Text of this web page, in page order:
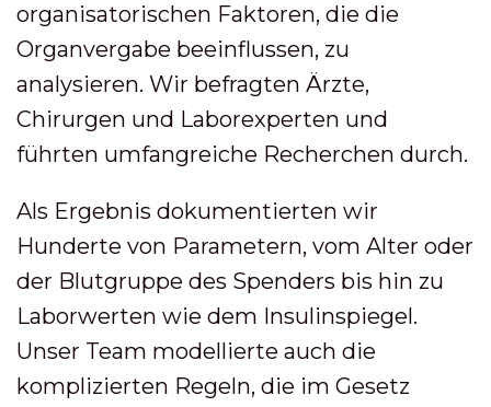
organisatorischen Faktoren, die die
Organvergabe beeinflussen, zu
analysieren. Wir befragten Ärzte,
Chirurgen und Laborexperten und
führten umfangreiche Recherchen durch.
Als Ergebnis dokumentierten wir
Hunderte von Parametern, vom Alter oder
der Blutgruppe des Spenders bis hin zu
Laborwerten wie dem Insulinspiegel.
Unser Team modellierte auch die
komplizierten Regeln, die im Gesetz